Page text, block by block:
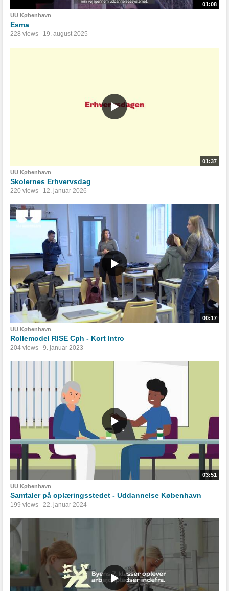
01:08
UU København
Esma
228 views 19. august 2025
01:37
UU København
Skolernes Erhvervsdag
220 views 12. januar 2026
00:17
UU København
Rollemodel RISE Cph - Kort Intro
204 views 9. januar 2023
03:51
UU København
Samtaler på oplæringsstedet - Uddannelse København
199 views 22. januar 2024